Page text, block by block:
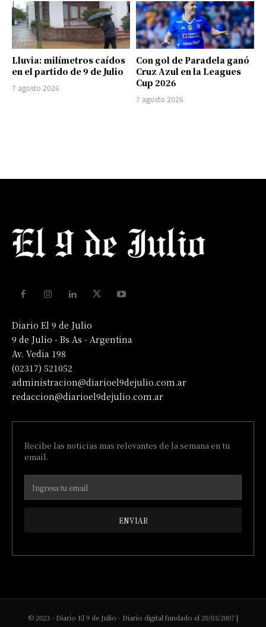
Lluvia: milímetros caídos
en el partido de 9 de Julio
7 agosto 2026
Con gol de Paradela ganó
Cruz Azul en la Leagues
Cup 2026
7 agosto 2026
Diario El 9 de Julio
9 de Julio - Bs As - Argentina
Av. Vedia 198
(02317) 521052
administracion@diarioel9dejulio.com.ar
redaccion@diarioel9dejulio.com.ar
Recibe las noticias mas relevantes de la semana en tu
email.
ENVIAR
© 2023 - Diario El 9 de Julio - Diario digital fundado el 20/03/2007 |